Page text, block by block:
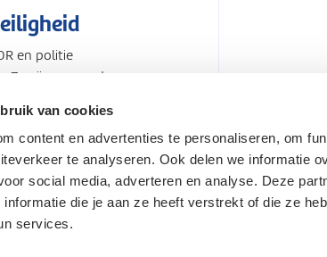
van cookies
content en advertenties te personaliseren, om
te analyseren. Ook delen we informatie
social media, adverteren en analyse. Deze
die je aan ze heeft verstrekt of die ze
services.
en politie
Zo zijn we goed
Proclaimer